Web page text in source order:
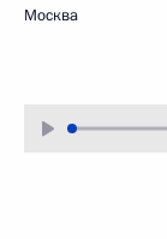
Москва